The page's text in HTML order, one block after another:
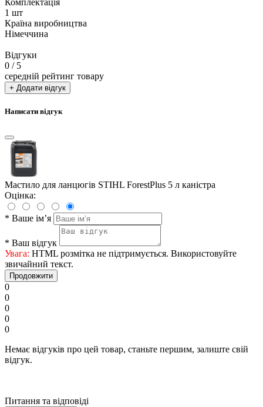
1 шт
Країна виробництва
Німеччина
Відгуки
0 / 5
середній рейтинг товару
+ Додати відгук
Написати відгук
Мастило для ланцюгів STIHL ForestPlus 5 л каністра
Оцінка:
* Ваше ім’я
* Ваш відгук
Увага: HTML розмітка не підтримується. Використовуйте
звичайний текст.
Продовжити
0
0
0
0
0
Немає відгуків про цей товар, станьте першим, залиште свій
відгук.
Питання та відповіді